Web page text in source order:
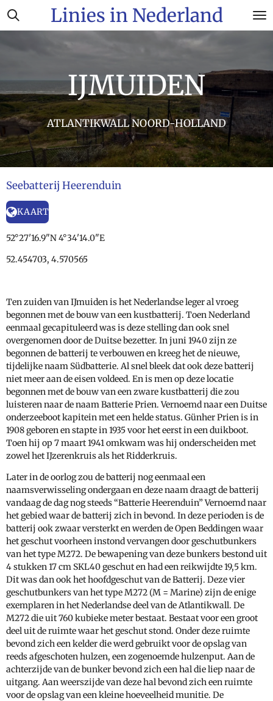
Ga
direct
Linies in Nederland
IJMUIDEN
ATLANTIKWALL NOORD-HOLLAND
Seebatterij Heerenduin
KAART
52°27'16.9"N 4°34'14.0"E
52.454703, 4.570565
Ten zuiden van IJmuiden is het Nederlandse leger al vroeg
begonnen met de bouw van een kustbatterij. Toen Nederland
eenmaal gecapituleerd was is deze stelling dan ook snel
overgenomen door de Duitse bezetter. In juni 1940 zijn ze
begonnen de batterij te verbouwen en kreeg het de nieuwe,
tijdelijke naam Südbatterie. Al snel bleek dat ook deze batterij
niet meer aan de eisen voldeed. En is men op deze locatie
begonnen met de bouw van een zware kustbatterij die zou
luisteren naar de naam Batterie Prien. Vernoemd naar een Duitse
onderzeeboot kapitein met een helde status. Günher Prien is in
1908 geboren en stapte in 1935 voor het eerst in een duikboot.
Toen hij op 7 maart 1941 omkwam was hij onderscheiden met
zowel het IJzerenkruis als het Ridderkruis.
Later in de oorlog zou de batterij nog eenmaal een
naamsverwisseling ondergaan en deze naam draagt de batterij
vandaag de dag nog steeds “Batterie Heerenduin” Vernoemd naar
het gebied waar de batterij zich in bevond. In deze perioden is de
batterij ook zwaar versterkt en werden de Open Beddingen waar
het geschut voorheen instond vervangen door geschutbunkers
van het type M272. De bewapening van deze bunkers bestond uit
4 stukken 17 cm SKL40 geschut en had een reikwijdte 19,5 km.
Dit was dan ook het hoofdgeschut van de Batterij. Deze vier
geschutbunkers van het type M272 (M = Marine) zijn de enige
exemplaren in het Nederlandse deel van de Atlantikwall. De
M272 die uit 760 kubieke meter bestaat. Bestaat voor een groot
deel uit de ruimte waar het geschut stond. Onder deze ruimte
bevond zich een kelder die werd gebruikt voor de opslag van
reeds afgeschoten hulzen, een zogenoemde hulzenput. Aan de
achterzijde van de bunker bevond zich een hal die liep naar de
uitgang. Aan weerszijde van deze hal bevond zich een ruimte
voor de opslag van een kleine hoeveelheid munitie. De